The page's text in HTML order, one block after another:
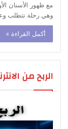
مع ظهور الأسنان
وهي رحلة تتطلب
أكمل القراءة »
الربح من